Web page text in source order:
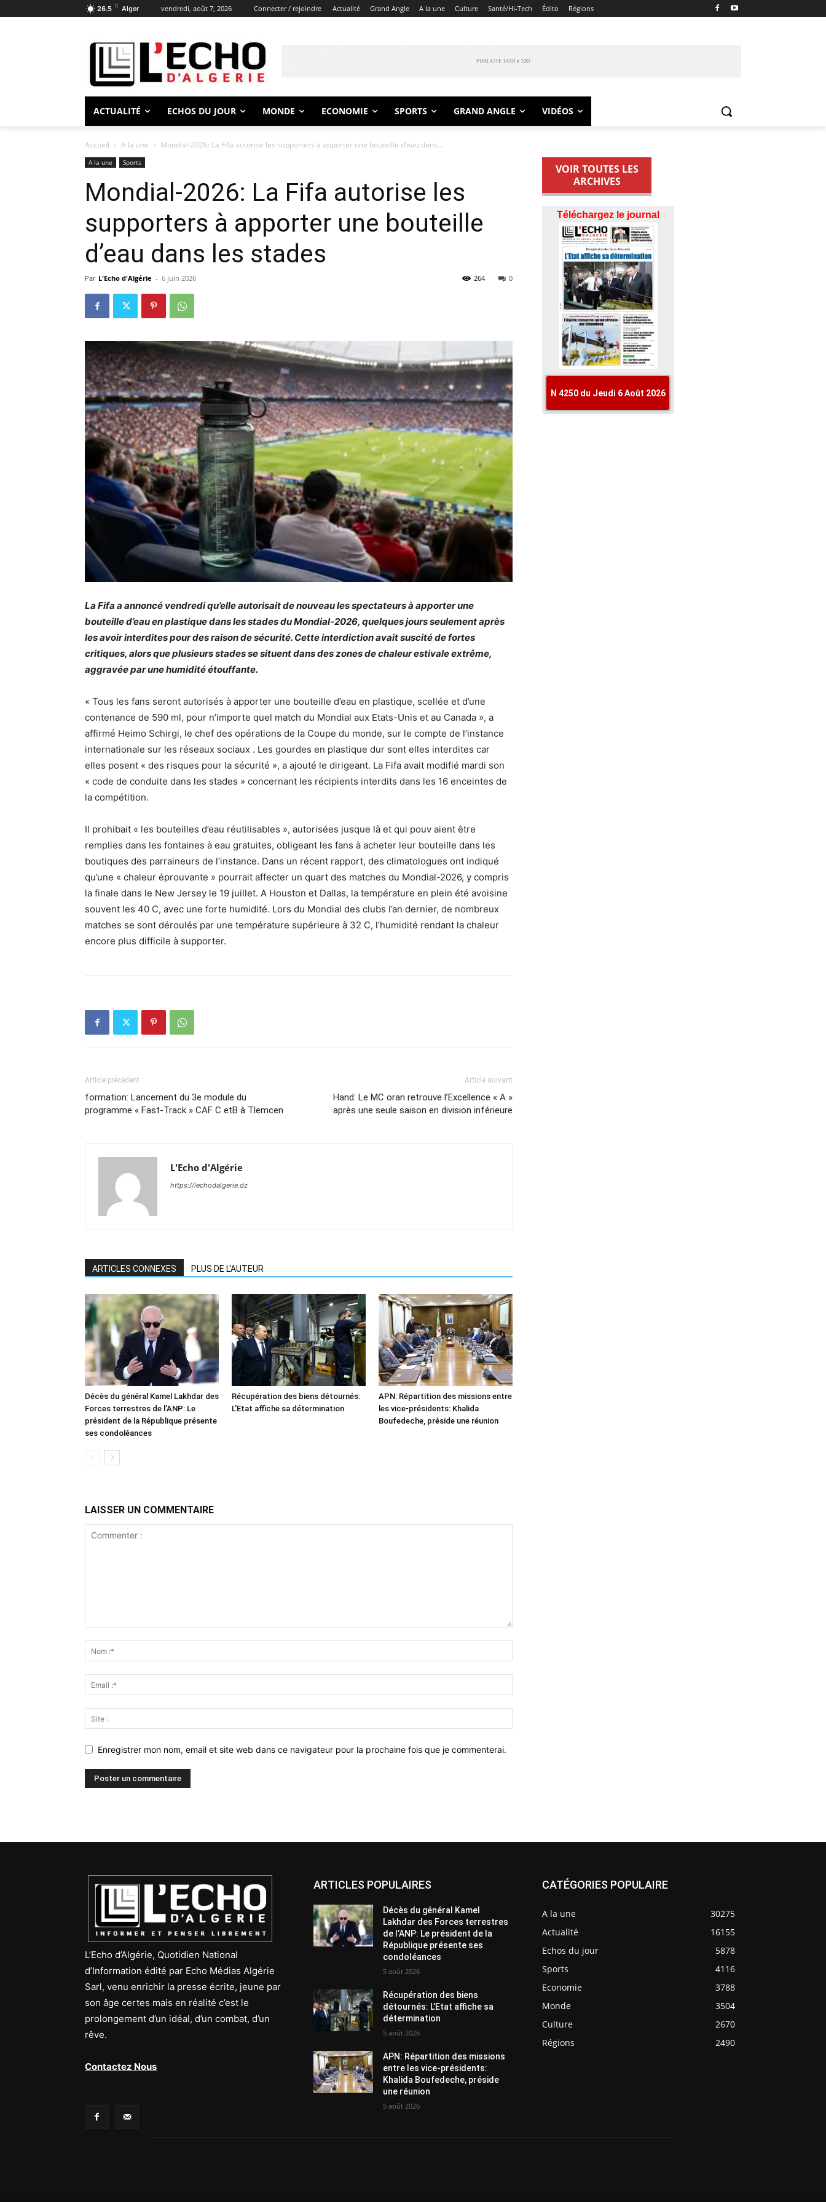
26.5 C Alger vendredi, août 7, 2026 Connecter / rejoindre Actualité Grand Angle A la une Culture Santé/Hi-Tech Édito Régions
ACTUALITÉ ECHOS DU JOUR MONDE ECONOMIE SPORTS GRAND ANGLE VIDÉOS
Accueil A la une Mondial-2026: La Fifa autorise les supporters à apporter une bouteille d’eau dans...
A la une Sports
Mondial-2026: La Fifa autorise les
supporters à apporter une bouteille
d’eau dans les stades
Par L'Echo d'Algérie - 6 juin 2026 0
264
La Fifa a annoncé vendredi qu’elle autorisait de nouveau les spectateurs à apporter une
bouteille d’eau en plastique dans les stades du Mondial-2026, quelques jours seulement après
les avoir interdites pour des raison de sécurité. Cette interdiction avait suscité de fortes
critiques, alors que plusieurs stades se situent dans des zones de chaleur estivale extrême,
aggravée par une humidité étouffante.
« Tous les fans seront autorisés à apporter une bouteille d’eau en plastique, scellée et d’une
contenance de 590 ml, pour n’importe quel match du Mondial aux Etats-Unis et au Canada », a
affirmé Heimo Schirgi, le chef des opérations de la Coupe du monde, sur le compte de l’instance
internationale sur les réseaux sociaux . Les gourdes en plastique dur sont elles interdites car
elles posent « des risques pour la sécurité », a ajouté le dirigeant. La Fifa avait modifié mardi son
« code de conduite dans les stades » concernant les récipients interdits dans les 16 enceintes de
la compétition.
Il prohibait « les bouteilles d’eau réutilisables », autorisées jusque là et qui pouv aient être
remplies dans les fontaines à eau gratuites, obligeant les fans à acheter leur bouteille dans les
boutiques des parraineurs de l’instance. Dans un récent rapport, des climatologues ont indiqué
qu’une « chaleur éprouvante » pourrait affecter un quart des matches du Mondial-2026, y compris
la finale dans le New Jersey le 19 juillet. A Houston et Dallas, la température en plein été avoisine
souvent les 40 C, avec une forte humidité. Lors du Mondial des clubs l’an dernier, de nombreux
matches se sont déroulés par une température supérieure à 32 C, l’humidité rendant la chaleur
encore plus difficile à supporter.
Article précédent
formation: Lancement du 3e module du
programme « Fast-Track » CAF C etB à Tlemcen
Article suivant
Hand: Le MC oran retrouve l’Excellence « A »
après une seule saison en division inférieure
L'Echo d'Algérie
https://lechodalgerie.dz
ARTICLES CONNEXES PLUS DE L'AUTEUR
Décès du général Kamel Lakhdar des
Forces terrestres de l’ANP: Le
président de la République présente
ses condoléances
Récupération des biens détournés:
L’Etat affiche sa détermination
APN: Répartition des missions entre
les vice-présidents: Khalida
Boufedeche, préside une réunion
LAISSER UN COMMENTAIRE
Enregistrer mon nom, email et site web dans ce navigateur pour la prochaine fois que je commenterai.
VOIR TOUTES LES
ARCHIVES
L’Echo d’Algérie, Quotidien National
d’Information édité par Echo Médias Algérie
Sarl, venu enrichir la presse écrite, jeune par
son âge certes mais en réalité c’est le
prolongement d’un idéal, d’un combat, d’un
rêve.
Contactez Nous
ARTICLES POPULAIRES
Décès du général Kamel
Lakhdar des Forces terrestres
de l’ANP: Le président de la
République présente ses
condoléances
5 août 2026
Récupération des biens
détournés: L’Etat affiche sa
détermination
5 août 2026
APN: Répartition des missions
entre les vice-présidents:
Khalida Boufedeche, préside
une réunion
5 août 2026
CATÉGORIES POPULAIRE
A la une
30275
Actualité
16155
Echos du jour
5878
Sports
4116
Economie
3788
Monde
3504
Culture
2670
Régions
2490